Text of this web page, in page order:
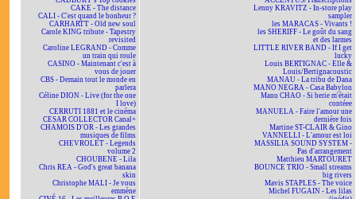
CAKE - The distance
CALI - C'est quand le bonheur ?
CARHARTT - Old new soul
Carole KING tribute - Tapestry
revisited
Caroline LEGRAND - Comme
un train qui roule
CASINO - Maintenant c'est à
vous de jouer
CBS - Demain tout le monde en
parlera
Céline DION - Live (for the one
I love)
CERRUTI 1881 et le cinéma
CESAR COLLECTOR Canal+
CHAMOIS D'OR - Les grandes
musiques de films
CHEVROLET - Legends
volume 2
CHOUBENE - Lila
Chris REA - God's great banana
skin
Christophe MALI - Je vous
emmène
Lenny KRAVITZ - In-store play
sampler
les MARACAS - Vivants !
les SHERIFF - Le goût du sang
et des larmes
LITTLE RIVER BAND - If I get
lucky
Louis BERTIGNAC - Elle &
Louis/Bertignacoustic
MANAU - La tribu de Dana
MANO NEGRA - Casa Babylon
Manu CHAO - Si berie m'était
contéee
MANUELA - Faire l'amour une
dernière fois
Martine ST-CLAIR & Gino
VANNELLI - L'amour est loi
MASSILIA SOUND SYSTEM -
Pas d'arrangement
Matthieu MARTOURET
BOUNCE TRIO - Small streams
big rivers
Mavis STAPLES - The voice
Michel FUGAIN - Les lilas